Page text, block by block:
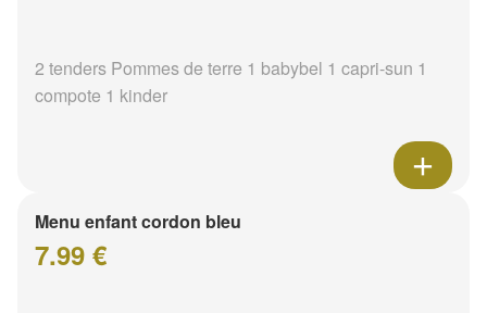
2 tenders Pommes de terre 1 babybel 1 capri-sun 1
compote 1 kinder
Menu enfant cordon bleu
7.99 €